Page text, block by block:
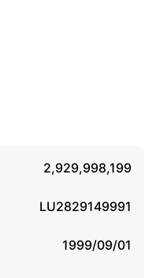
2,929,998,199
LU2829149991
1999/09/01